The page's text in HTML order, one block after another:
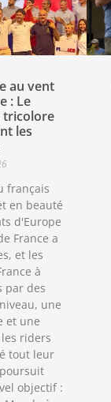
au vent
: Le
tricolore
les
français
en beauté
d'Europe
France a
et les
à
par des
une
et une
riders
tout leur
objectif :